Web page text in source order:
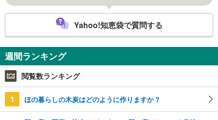
Yahoo!知恵袋で質問する
週間ランキング
閲覧数ランキング
1 ほの暮らしの木炭はどのように作りますか？